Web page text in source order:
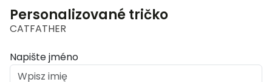
Personalizované tričko
CATFATHER
Napište jméno